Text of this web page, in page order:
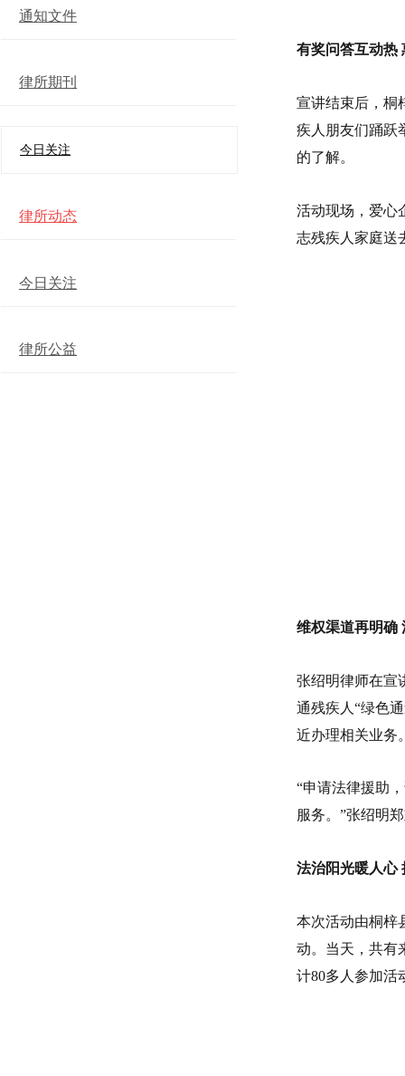
通知文件
律所期刊
今日关注
律所动态
今日关注
律所公益
有奖问答互动热
宣讲结束后，桐
疾人朋友们踊跃
的了解。
活动现场，爱心
志残疾人家庭送
维权渠道再明确
张绍明律师在宣
通残疾人“绿色
近办理相关业务
“申请法律援助
服务。”张绍明
法治阳光暖人心
本次活动由桐梓
动。当天，共有
计80多人参加活